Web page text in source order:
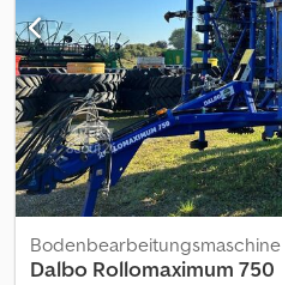
Bodenbearbeitungsmaschine
Dalbo Rollomaximum 750